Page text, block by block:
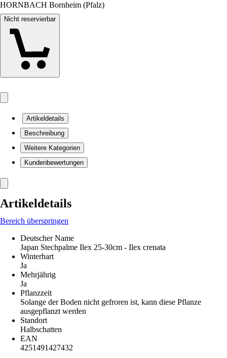
HORNBACH Bornheim (Pfalz)
Nicht reservierbar
Artikeldetails
Beschreibung
Weitere Kategorien
Kundenbewertungen
Artikeldetails
Bereich überspringen
Deutscher Name
Japan Stechpalme Ilex 25-30cm - Ilex crenata
Winterhart
Ja
Mehrjährig
Ja
Pflanzzeit
Solange der Boden nicht gefroren ist, kann diese Pflanze
ausgepflanzt werden
Standort
Halbschatten
EAN
4251491427432